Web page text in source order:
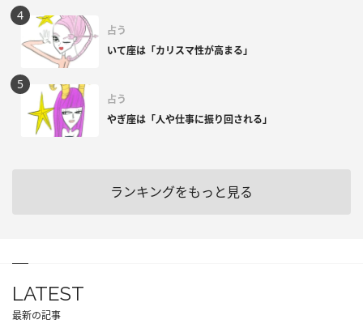
占う
いて座は「カリスマ性が高まる」
占う
やぎ座は「人や仕事に振り回される」
ランキングをもっと見る
LATEST
最新の記事